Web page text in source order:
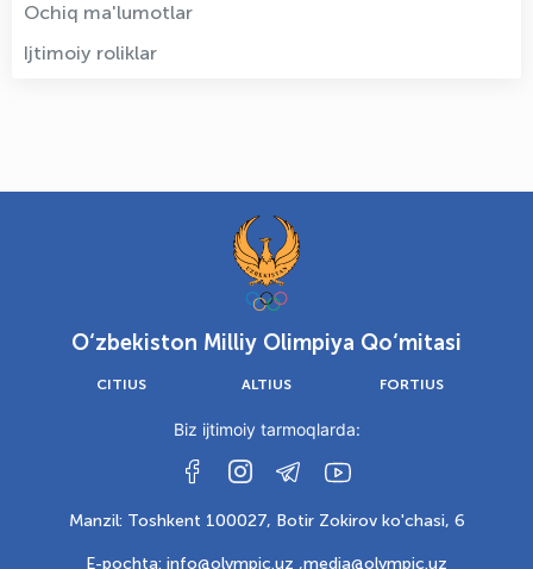
Ochiq ma'lumotlar
Ijtimoiy roliklar
O‘zbekiston Milliy Olimpiya Qo‘mitasi
CITIUS ALTIUS FORTIUS
Biz ijtimoiy tarmoqlarda:
Manzil: Toshkent 100027, Botir Zokirov ko'chasi, 6
E-pochta: info@olympic.uz ,media@olympic.uz